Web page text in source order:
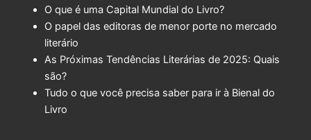
O que é uma Capital Mundial do Livro?
O papel das editoras de menor porte no mercado
literário
As Próximas Tendências Literárias de 2025: Quais
são?
Tudo o que você precisa saber para ir à Bienal do
Livro